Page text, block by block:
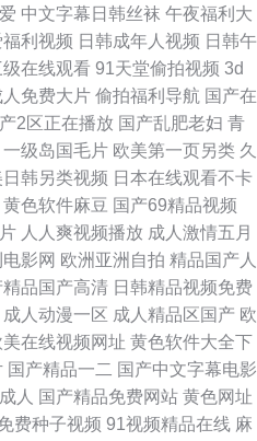
中文字幕日韩丝袜 午夜福利大
利视频 日韩成年人视频 日韩午
在线观看 91天堂偷拍视频 3d
人免费大片 偷拍福利导航 国产在
2区正在播放 国产乱肥老妇 青
一级岛国毛片 欧美第一页另类 久
日韩另类视频 日本在线观看不卡
黄色软件麻豆 国产69精品视频
人人爽视频播放 成人激情五月
影网 欧洲亚洲自拍 精品国产人
精品国产高清 日韩精品视频免费
成人动漫一区 成人精品区国产 欧
美在线视频网址 黄色软件大全下
国产精品一二 国产中文字幕电影
人 国产精品免费网站 黄色网址
费种子视频 91视频精品在线 麻